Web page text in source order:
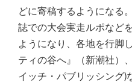
どに寄稿するようになる
誌での大会実走ルポなど
ようになり、各地を行脚
ティの谷へ』（新潮社）
イッチ・パブリッシング)